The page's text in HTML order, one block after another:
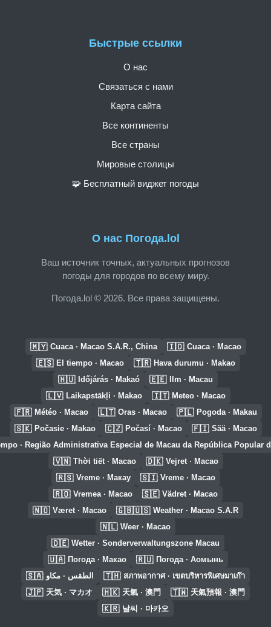
О нас Погода.lol
Ваш источник точных, актуальных прогнозов
погоды для городов по всему миру.
Погода.lol © 2026. Все права защищены.
Быстрые ссылки
О нас
Связаться с нами
Карта сайта
Все континенты
Все страны
Мировые столицы
🧩 Бесплатный виджет погоды
🇲🇾 Cuaca · Macao S.A.R., China 🇮🇩 Cuaca · Macao
🇪🇸 El tiempo · Macao 🇹🇷 Hava durumu · Makao
🇭🇺 Időjárás · Makaó 🇪🇪 Ilm · Macau
🇱🇻 Laikapstākļi · Makao 🇮🇹 Meteo · Macao
🇫🇷 Météo · Macao 🇱🇹 Oras · Macao 🇵🇱 Pogoda · Makau
🇸🇰 Počasie · Makao 🇨🇿 Počasí · Macao 🇫🇮 Sää · Macao
· Região Administrativa Especial de Macau da República Popular
🇻🇳 Thời tiết · Macao 🇩🇰 Vejret · Macao
🇷🇸 Vreme · Макау 🇸🇮 Vreme · Macao
🇷🇴 Vremea · Macao 🇸🇪 Vädret · Macao
🇳🇴 Været · Macao 🇬🇧🇺🇸 Weather · Macao S.A.R
🇳🇱 Weer · Macao
🇩🇪 Wetter · Sonderverwaltungszone Macau
🇺🇦 Погода · Макао 🇷🇺 Погода · Аомынь
🇸🇦 الطقس · مكاو 🇹🇭 สภาพอากาศ · เขตบริหารพิเศษมาเก๊า
🇯🇵 天気 · マカオ 🇭🇰 天氣 · 澳門 🇹🇼 天氣預報 · 澳門
🇰🇷 날씨 · 마카오